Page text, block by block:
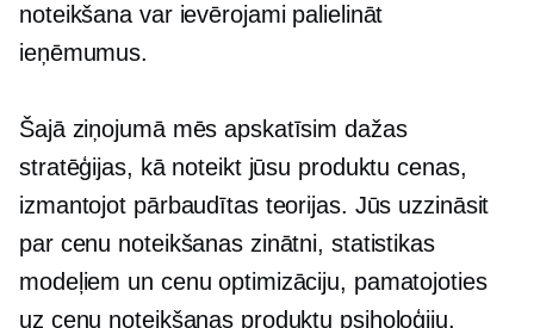
noteikšana var ievērojami palielināt
ieņēmumus.
Šajā ziņojumā mēs apskatīsim dažas
stratēģijas, kā noteikt jūsu produktu cenas,
izmantojot pārbaudītas teorijas. Jūs uzzināsit
par cenu noteikšanas zinātni, statistikas
modeļiem un cenu optimizāciju, pamatojoties
uz cenu noteikšanas produktu psiholoģiju.